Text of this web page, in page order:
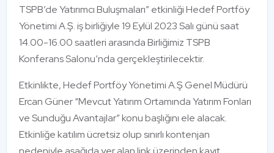
TSPB’de Yatırımcı Buluşmaları” etkinliği Hedef Portföy
Yönetimi A.Ş. iş birliğiyle 19 Eylül 2023 Salı günü saat
14.00-16.00 saatleri arasında Birliğimiz TSPB
Konferans Salonu’nda gerçekleştirilecektir.
Etkinlikte, Hedef Portföy Yönetimi A.Ş Genel Müdürü
Ercan Güner “Mevcut Yatırım Ortamında Yatırım Fonları
ve Sunduğu Avantajlar” konu başlığını ele alacak.
Etkinliğe katılım ücretsiz olup sınırlı kontenjan